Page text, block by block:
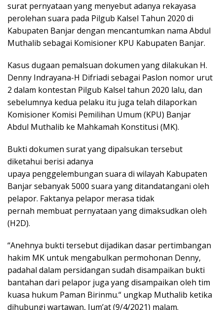
surat pernyataan yang menyebut adanya rekayasa
perolehan suara pada Pilgub Kalsel Tahun 2020 di
Kabupaten Banjar dengan mencantumkan nama Abdul
Muthalib sebagai Komisioner KPU Kabupaten Banjar.
Kasus dugaan pemalsuan dokumen yang dilakukan H.
Denny Indrayana-H Difriadi sebagai Paslon nomor urut
2 dalam kontestan Pilgub Kalsel tahun 2020 lalu, dan
sebelumnya kedua pelaku itu juga telah dilaporkan
Komisioner Komisi Pemilihan Umum (KPU) Banjar
Abdul Muthalib ke Mahkamah Konstitusi (MK).
Bukti dokumen surat yang dipalsukan tersebut
diketahui berisi adanya
upaya penggelembungan suara di wilayah Kabupaten
Banjar sebanyak 5000 suara yang ditandatangani oleh
pelapor. Faktanya pelapor merasa tidak
pernah membuat pernyataan yang dimaksudkan oleh
(H2D).
“Anehnya bukti tersebut dijadikan dasar pertimbangan
hakim MK untuk mengabulkan permohonan Denny,
padahal dalam persidangan sudah disampaikan bukti
bantahan dari pelapor juga yang disampaikan oleh tim
kuasa hukum Paman Birinmu.“ ungkap Muthalib ketika
dihubungi wartawan, Jum’at (9/4/2021) malam.